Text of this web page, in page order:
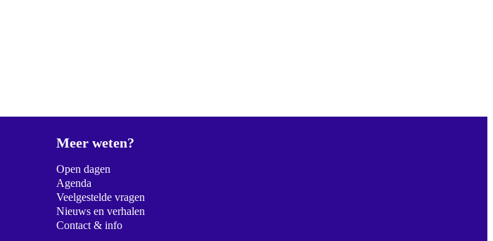
Meer weten?
Open dagen
Agenda
Veelgestelde vragen
Nieuws en verhalen
Contact & info